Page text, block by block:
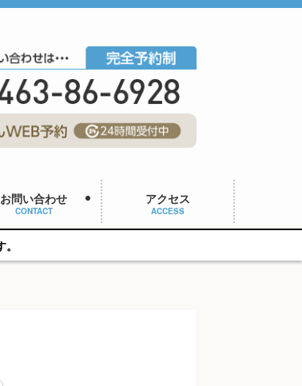
お問い合わせ
CONTACT
アクセス
ACCESS